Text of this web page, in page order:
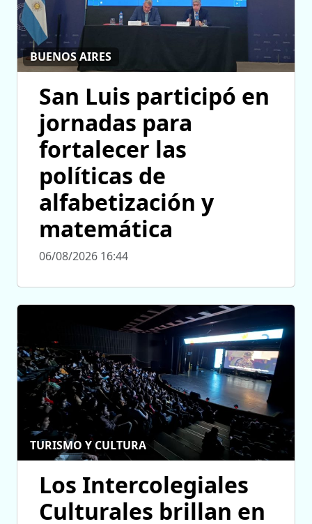
BUENOS AIRES
San Luis participó en
jornadas para
fortalecer las
políticas de
alfabetización y
matemática
06/08/2026 16:44
TURISMO Y CULTURA
Los Intercolegiales
Culturales brillan en